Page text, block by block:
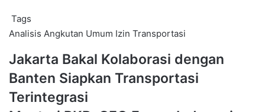
Tags
Analisis Angkutan Umum Izin Transportasi
Jakarta
Bakal
Kolaborasi
dengan
Banten
Jakarta Bakal Kolaborasi dengan
Banten Siapkan Transportasi
Terintegrasi